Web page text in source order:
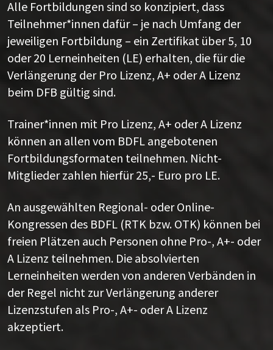
Alle Fortbildungen sind so konzipiert, dass
Teilnehmer*innen dafür – je nach Umfang der
jeweiligen Fortbildung – ein Zertifikat über 5, 10
oder 20 Lerneinheiten (LE) erhalten, die für die
Verlängerung der Pro Lizenz, A+ oder A Lizenz
beim DFB gültig sind.
Trainer*innen mit Pro Lizenz, A+ oder A Lizenz
können an allen vom BDFL angebotenen
Fortbildungsformaten teilnehmen. Nicht-
Mitglieder zahlen hierfür 25,- Euro pro LE.
An ausgewählten Regional- oder Online-
Kongressen des BDFL (RTK bzw. OTK) können bei
freien Plätzen auch Personen ohne Pro-, A+- oder
A Lizenz teilnehmen. Die absolvierten
Lerneinheiten werden von anderen Verbänden in
der Regel nicht zur Verlängerung anderer
Lizenzstufen als Pro-, A+- oder A Lizenz
akzeptiert.